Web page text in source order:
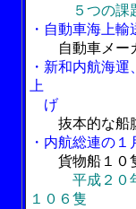
５つの課
・自動車海上
自動車メー
・新和内航海
上
げ
抜本的な船
・内航総連の
貨物船１０
平成２０
１０６隻